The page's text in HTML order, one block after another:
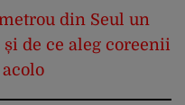
din Seul un
de ce aleg coreenii